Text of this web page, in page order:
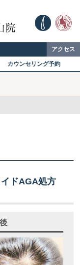
アクセス
カウンセリング予約
ドAGA処方